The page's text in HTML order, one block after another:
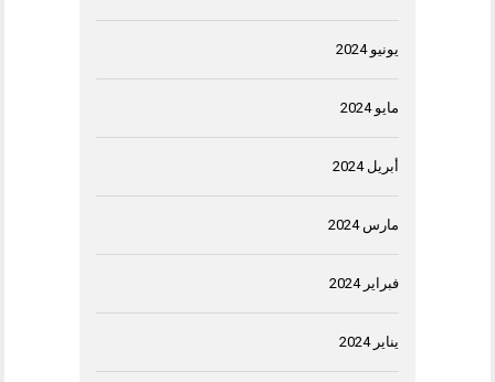
يونيو 2024
مايو 2024
أبريل 2024
مارس 2024
فبراير 2024
يناير 2024